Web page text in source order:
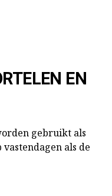
EN
gebruikt als
als de